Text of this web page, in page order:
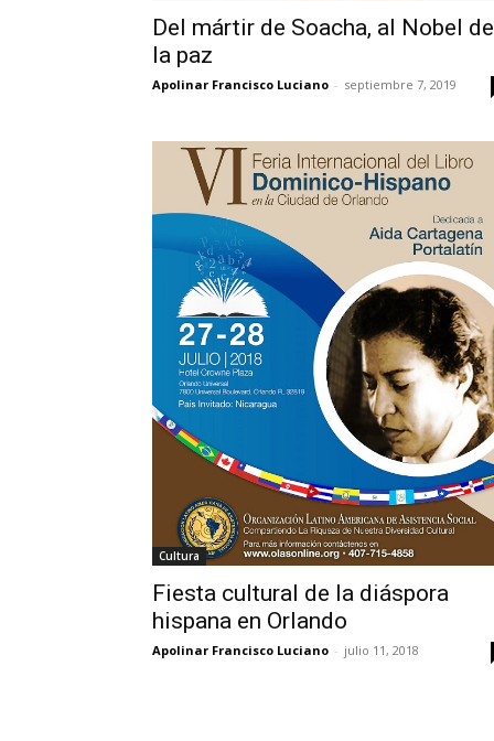
Del mártir de Soacha, al Nobel de
la paz
Apolinar Francisco Luciano - septiembre 7, 2019
Cultura
Fiesta cultural de la diáspora
hispana en Orlando
Apolinar Francisco Luciano - julio 11, 2018